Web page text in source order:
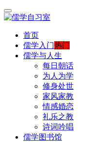
首页
儒学入门热门
儒学与人生
每日朝话
为人为学
修身处世
家风家教
情感婚恋
礼乐之教
诗词吟唱
儒学图书馆